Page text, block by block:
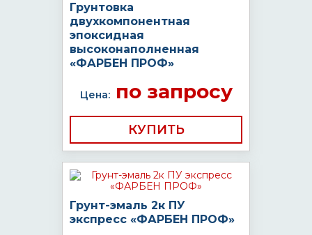
Грунтовка
двухкомпонентная
эпоксидная
высоконаполненная
«ФАРБЕН ПРОФ»
Цена:по запросу
КУПИТЬ
Грунт-эмаль 2к ПУ
экспресс «ФАРБЕН ПРОФ»